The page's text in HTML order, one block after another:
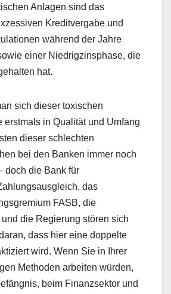
Anlagen sind das
Kreditvergabe und
während der Jahre
einer Niedrigzinsphase, die
hat.
sich dieser toxischen
erstmals in Qualität und Umfang
dieser schlechten
bei den Banken immer noch
doch die Bank für
das
FASB, die
die Regierung stören sich
dass hier eine doppelte
wird. Wenn Sie in Ihrer
Methoden arbeiten würden,
beim Finanzsektor und